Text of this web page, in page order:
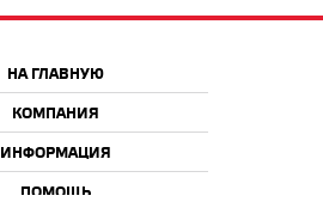
НА ГЛАВНУЮ
КОМПАНИЯ
ИНФОРМАЦИЯ
ПОМОЩЬ